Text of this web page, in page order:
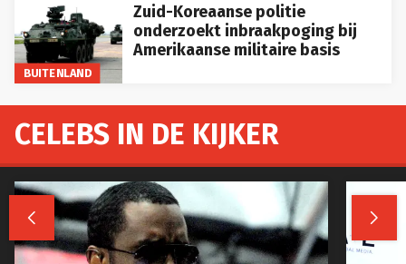
BUITENLAND
Zuid-Koreaanse politie
onderzoekt inbraakpoging bij
Amerikaanse militaire basis
CELEBS IN DE KIJKER
 